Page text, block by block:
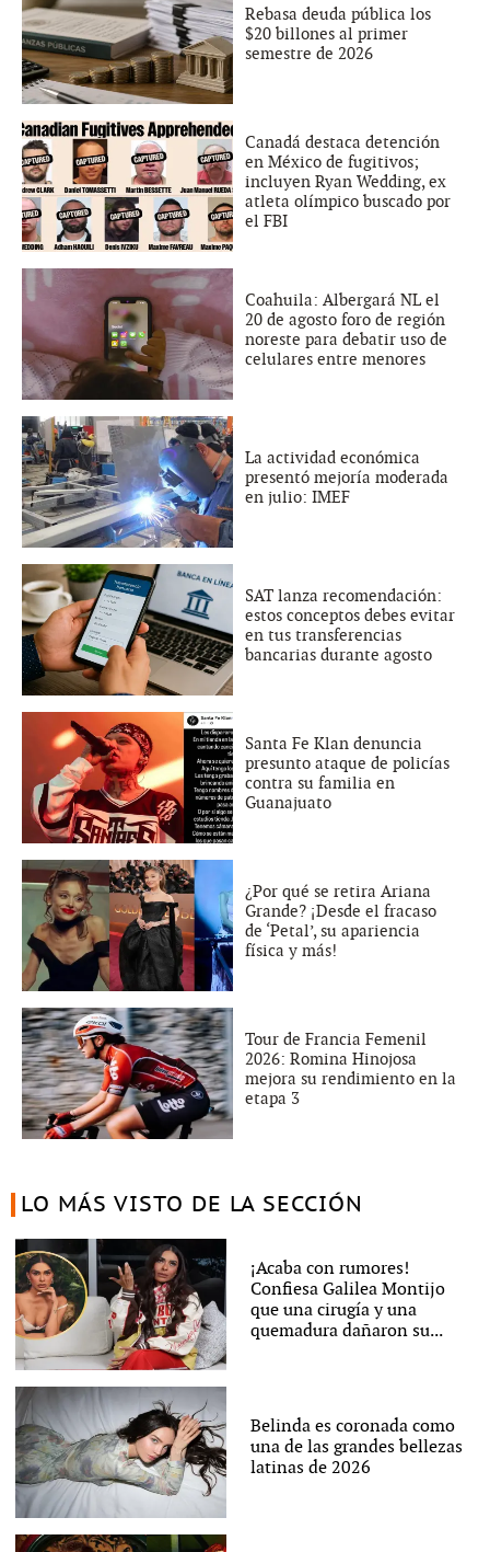
Rebasa deuda pública los
$20 billones al primer
semestre de 2026
Canadá destaca detención
en México de fugitivos;
incluyen Ryan Wedding, ex
atleta olímpico buscado por
el FBI
Coahuila: Albergará NL el
20 de agosto foro de región
noreste para debatir uso de
celulares entre menores
La actividad económica
presentó mejoría moderada
en julio: IMEF
SAT lanza recomendación:
estos conceptos debes evitar
en tus transferencias
bancarias durante agosto
Santa Fe Klan denuncia
presunto ataque de policías
contra su familia en
Guanajuato
¿Por qué se retira Ariana
Grande? ¡Desde el fracaso
de ‘Petal’, su apariencia
física y más!
Tour de Francia Femenil
2026: Romina Hinojosa
mejora su rendimiento en la
etapa 3
LO MÁS VISTO DE LA SECCIÓN
¡Acaba con rumores!
Confiesa Galilea Montijo
que una cirugía y una
quemadura dañaron su...
Belinda es coronada como
una de las grandes bellezas
latinas de 2026